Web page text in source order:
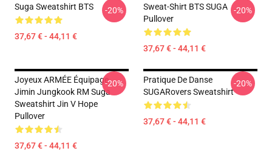
Suga Sweatshirt BTS
37,67 € - 44,11 €
-20%
Sweat-Shirt BTS SUGA
Pullover
37,67 € - 44,11 €
-20%
Joyeux ARMÉE Équipage
Jimin Jungkook RM Suga
Sweatshirt Jin V Hope
Pullover
37,67 € - 44,11 €
-20%
Pratique De Danse
SUGARovers Sweatshirt
37,67 € - 44,11 €
-20%